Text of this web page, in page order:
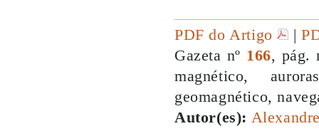
PDF do Artigo |
Gazeta nº 166, pág.
magnético,
geomagnético,
Autor(es):